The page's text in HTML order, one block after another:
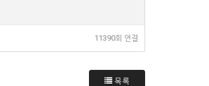
11390회 연결
목록